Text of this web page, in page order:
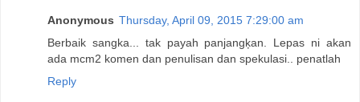
Anonymous Thursday, April 09, 2015 7:29:00 am
Berbaik sangka... tak payah panjangķan. Lepas ni akan
ada mcm2 komen dan penulisan dan spekulasi.. penatlah
Reply